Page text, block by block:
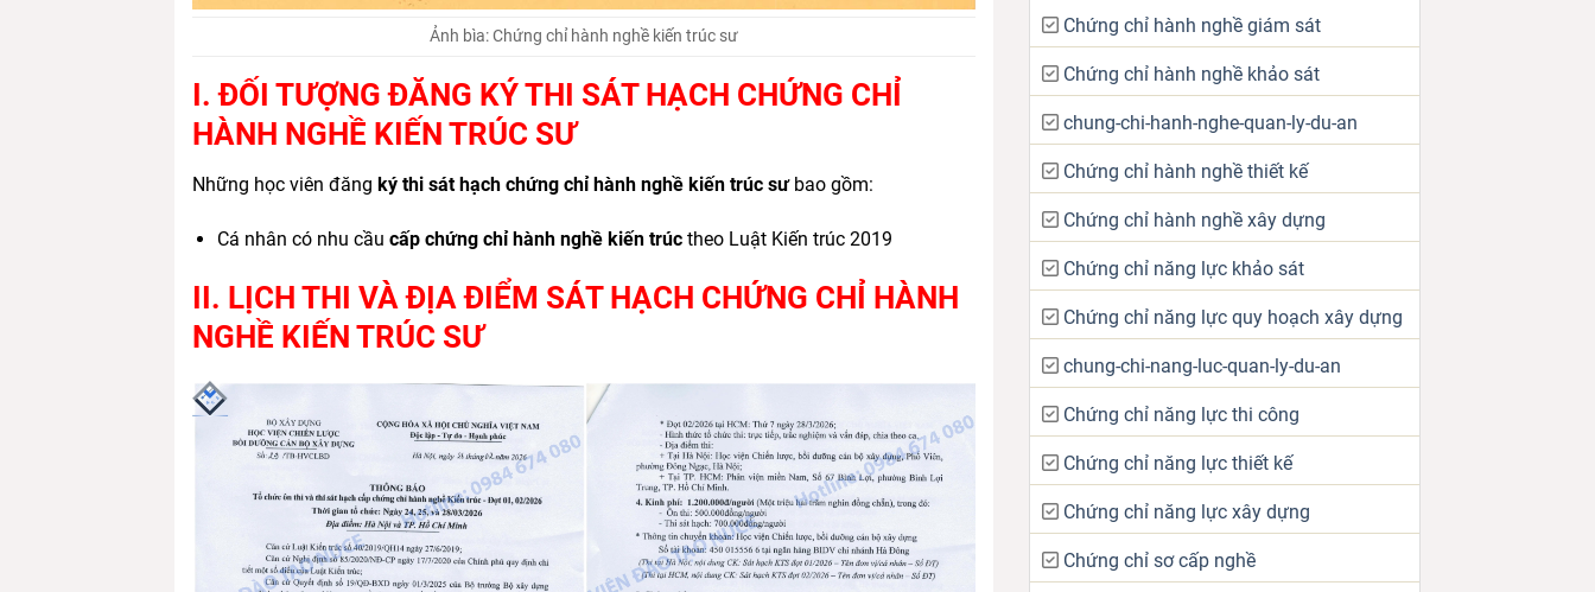
Ảnh bìa: Chứng chỉ hành nghề kiến trúc sư
I. ĐỐI TƯỢNG ĐĂNG KÝ THI SÁT HẠCH CHỨNG CHỈ
HÀNH NGHỀ KIẾN TRÚC SƯ
Những học viên đăng ký thi sát hạch chứng chỉ hành nghề kiến trúc sưbao gồm:
Cá nhân có nhu cầu cấp chứng chỉ hành nghề kiến trúctheo Luật Kiến trúc 2019
II. LỊCH THI VÀ ĐỊA ĐIỂM SÁT HẠCH CHỨNG CHỈ HÀNH
NGHỀ KIẾN TRÚC SƯ
Chứng chỉ hành nghề giám sát
Chứng chỉ hành nghề khảo sát
chung-chi-hanh-nghe-quan-ly-du-an
Chứng chỉ hành nghề thiết kế
Chứng chỉ hành nghề xây dựng
Chứng chỉ năng lực khảo sát
Chứng chỉ năng lực quy hoạch xây dựng
chung-chi-nang-luc-quan-ly-du-an
Chứng chỉ năng lực thi công
Chứng chỉ năng lực thiết kế
Chứng chỉ năng lực xây dựng
Chứng chỉ sơ cấp nghề